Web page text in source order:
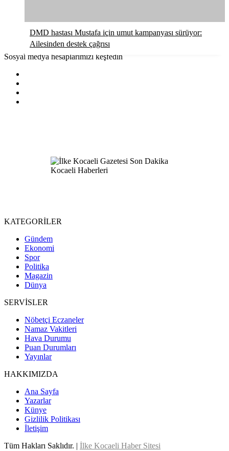
DMD hastası Mustafa için umut kampanyası sürüyor:
Ailesinden destek çağrısı
Sosyal medya hesaplarımızı keşfedin
KATEGORİLER
Gündem
Ekonomi
Spor
Politika
Magazin
Dünya
SERVİSLER
Nöbetçi Eczaneler
Namaz Vakitleri
Hava Durumu
Puan Durumları
Yayınlar
HAKKIMIZDA
Ana Sayfa
Yazarlar
Künye
Gizlilik Politikası
İletişim
Tüm Hakları Saklıdır. | İlke Kocaeli Haber Sitesi